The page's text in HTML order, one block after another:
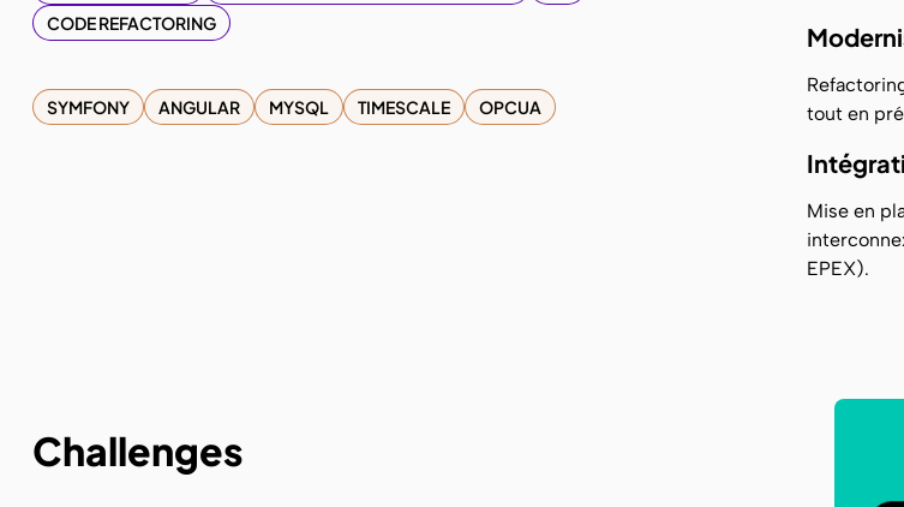
CODE REFACTORING
SYMFONY ANGULAR MYSQL TIMESCALE OPCUA
tout en
Mise en
EPEX).
Challenges